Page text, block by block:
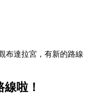
布達拉宮，有新的路線
啦！